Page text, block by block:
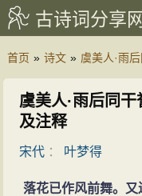
古诗词分享网
首页 » 诗文 » 虞美人·雨
虞美人·雨后同
及注释
宋代 ： 叶梦得
落花已作风前舞。